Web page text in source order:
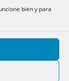
bien y para
por el
sobre el que
por último,
de un